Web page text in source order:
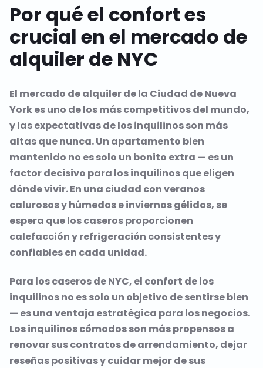
Por qué el confort es
crucial en el mercado de
alquiler de NYC
El mercado de alquiler de la Ciudad de Nueva
York es uno de los más competitivos del mundo,
y las expectativas de los inquilinos son más
altas que nunca. Un apartamento bien
mantenido no es solo un bonito extra — es un
factor decisivo para los inquilinos que eligen
dónde vivir. En una ciudad con veranos
calurosos y húmedos e inviernos gélidos, se
espera que los caseros proporcionen
calefacción y refrigeración consistentes y
confiables en cada unidad.
Para los caseros de NYC, el confort de los
inquilinos no es solo un objetivo de sentirse bien
— es una ventaja estratégica para los negocios.
Los inquilinos cómodos son más propensos a
renovar sus contratos de arrendamiento, dejar
reseñas positivas y cuidar mejor de sus